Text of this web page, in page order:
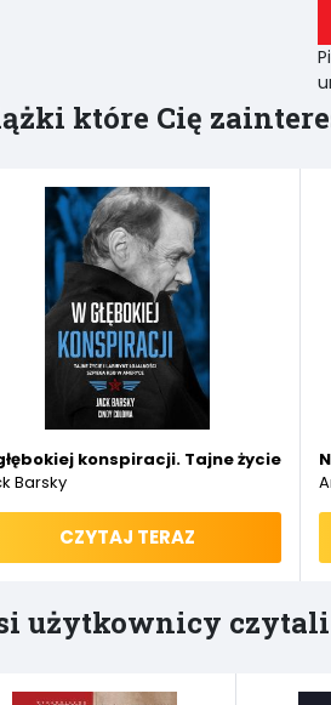
które Cię
konspiracji. Tajne życie i
Barsky
CZYTAJ TERAZ
użytkownicy